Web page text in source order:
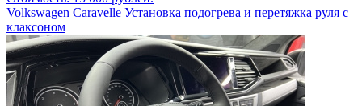
Volkswagen Caravelle Установка подогрева и перетяжка руля с
клаксоном